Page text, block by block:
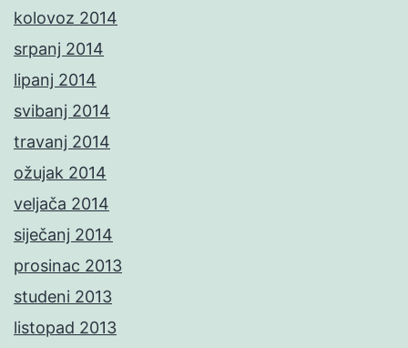
kolovoz 2014
srpanj 2014
lipanj 2014
svibanj 2014
travanj 2014
ožujak 2014
veljača 2014
siječanj 2014
prosinac 2013
studeni 2013
listopad 2013